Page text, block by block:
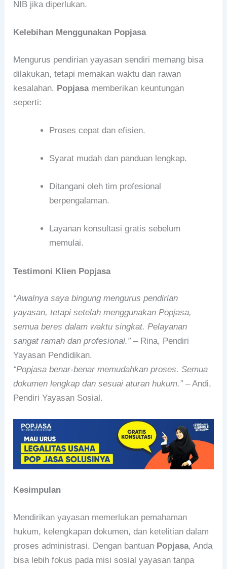
NIB jika diperlukan.
Kelebihan Menggunakan Popjasa
Mengurus pendirian yayasan sendiri memang bisa
dilakukan, tetapi memakan waktu dan rawan
kesalahan. Popjasamemberikan keuntungan
seperti:
Proses cepat dan efisien.
Syarat mudah dan panduan lengkap.
Ditangani oleh tim profesional
berpengalaman.
Layanan konsultasi gratis sebelum
memulai.
Testimoni Klien Popjasa
“Awalnya saya bingung mengurus pendirian
yayasan, tetapi setelah menggunakan Popjasa,
semua beres dalam waktu singkat. Pelayanan
sangat ramah dan profesional.”– Rina, Pendiri
Yayasan Pendidikan.
“Popjasa benar-benar memudahkan proses. Semua
dokumen lengkap dan sesuai aturan hukum.”– Andi,
Pendiri Yayasan Sosial.
Kesimpulan
Mendirikan yayasan memerlukan pemahaman
hukum, kelengkapan dokumen, dan ketelitian dalam
proses administrasi. Dengan bantuan Popjasa, Anda
bisa lebih fokus pada misi sosial yayasan tanpa